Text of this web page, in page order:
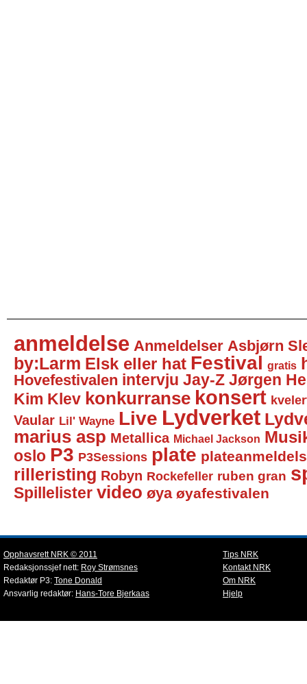
anmeldelse Anmeldelser Asbjørn
by:Larm Elsk eller hat Festival gratis
Hovefestivalen intervju Jay-Z Jørgen
Kim Klev konkurranse konsert
Vaular Lil' Wayne Live Lydverket
marius asp Metallica Michael Jackson
oslo P3 P3Sessions plate
rilleristing Robyn Rockefeller ruben gran
Spillelister video øya øyafestivalen
Opphavsrett NRK © 2011
Redaksjonssjef nett: Roy Strømsnes
Redaktør P3: Tone Donald
Ansvarlig redaktør: Hans-Tore Bjerkaas
Tips NRK
Kontakt NRK
Om NRK
Hjelp